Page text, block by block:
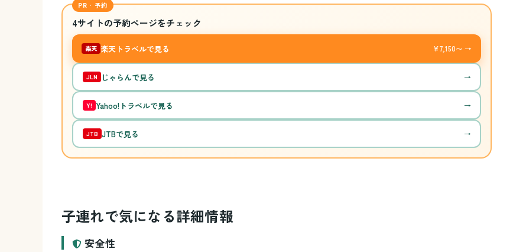
PR · 予約
4サイトの予約ページをチェック
楽天 楽天トラベルで見る ¥7,150〜 →
JLN じゃらんで見る →
Y! Yahoo!トラベルで見る →
JTB JTBで見る →
子連れで気になる詳細情報
安全性